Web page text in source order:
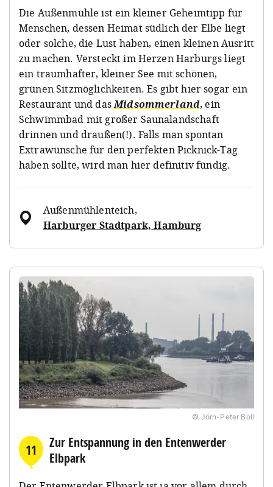
Die Außenmühle ist ein kleiner Geheimtipp für
Menschen, dessen Heimat südlich der Elbe liegt
oder solche, die Lust haben, einen kleinen Ausritt
zu machen. Versteckt im Herzen Harburgs liegt
ein traumhafter, kleiner See mit schönen,
grünen Sitzmöglichkeiten. Es gibt hier sogar ein
Restaurant und dasMidsommerland, ein
Schwimmbad mit großer Saunalandschaft
drinnen und draußen(!). Falls man spontan
Extrawünsche für den perfekten Picknick-Tag
haben sollte, wird man hier definitiv fündig.
Außenmühlenteich,
Harburger Stadtpark, Hamburg
© Jörn-Peter Boll
11
Zur Entspannung in den Entenwerder
Elbpark